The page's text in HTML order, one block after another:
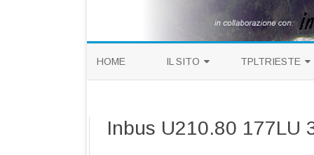
HOME IL SITO
RINGRAZIAMENTI
TPLTRIESTE
TRENOVIA
Inbus U210.80 177LU